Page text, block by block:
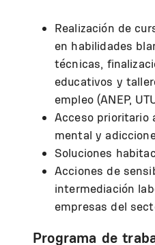
Realización de
en habilidades
técnicas,
educativos y
empleo (ANEP,
Acceso prioritario
mental y
Soluciones
Acciones de
intermediación
empresas del
Programa de